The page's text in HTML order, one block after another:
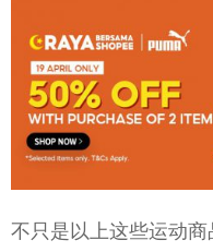
不只是以上这些运动